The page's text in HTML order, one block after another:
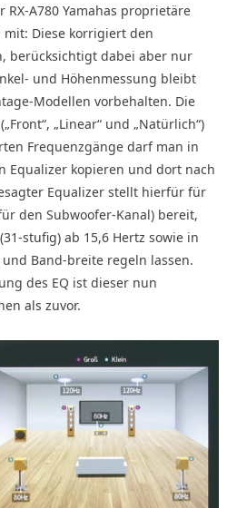
A780 Yamahas proprietäre
mit: Diese korrigiert den
berücksichtigt dabei aber nur
und Höhenmessung bleibt
Modellen vorbehalten. Die
„Linear“ und „Natürlich“)
Frequenzgänge darf man in
Equalizer kopieren und dort nach
Equalizer stellt hierfür für
den Subwoofer-Kanal) bereit,
stufig) ab 15,6 Hertz sowie in
Band-breite regeln lassen.
des EQ ist dieser nun
als zuvor.